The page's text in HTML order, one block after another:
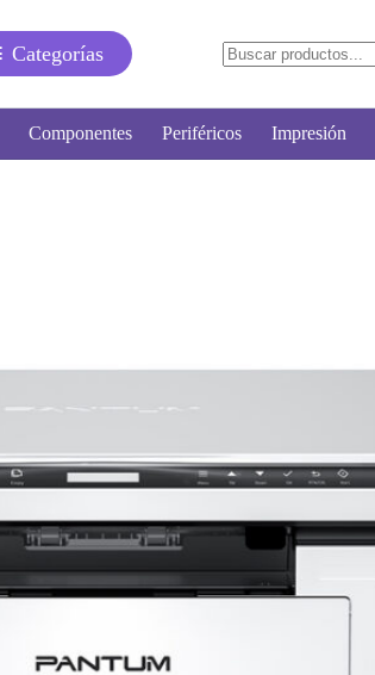
Categorías
Componentes Periféricos Impresión